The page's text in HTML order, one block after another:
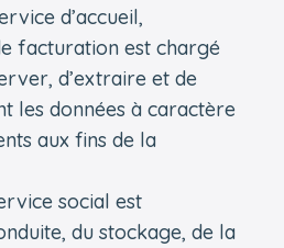
d’accueil,
facturation est chargé
d’extraire et de
les données à caractère
aux fins de la
social est
du stockage, de la